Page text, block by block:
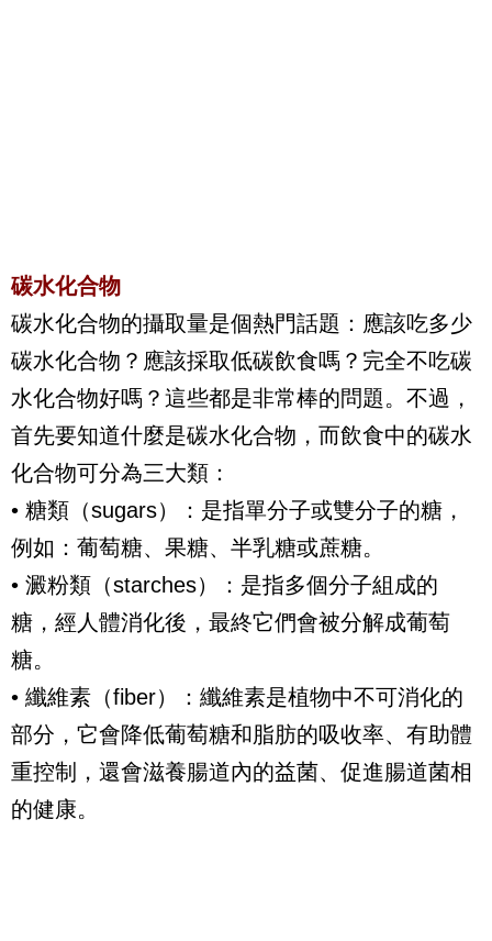
碳水化合物
碳水化合物的攝取量是個熱門話題：應該吃多少
碳水化合物？應該採取低碳飲食嗎？完全不吃碳
水化合物好嗎？這些都是非常棒的問題。不過，
首先要知道什麼是碳水化合物，而飲食中的碳水
化合物可分為三大類：
• 糖類（sugars）：是指單分子或雙分子的糖，
例如：葡萄糖、果糖、半乳糖或蔗糖。
• 澱粉類（starches）：是指多個分子組成的
糖，經人體消化後，最終它們會被分解成葡萄
糖。
• 纖維素（fiber）：纖維素是植物中不可消化的
部分，它會降低葡萄糖和脂肪的吸收率、有助體
重控制，還會滋養腸道內的益菌、促進腸道菌相
的健康。